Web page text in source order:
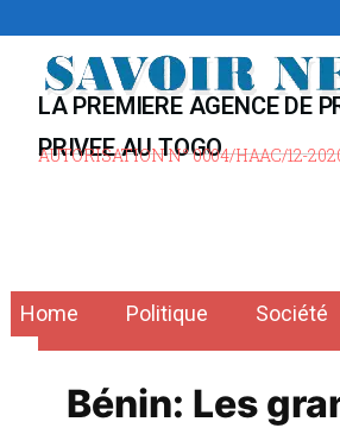
contenu
LA PREMIERE AGENCE DE
PRIVEE AU TOGO
AUTORISATION N° 0004/HAAC/12-
Home Politique Société
Bénin: Les